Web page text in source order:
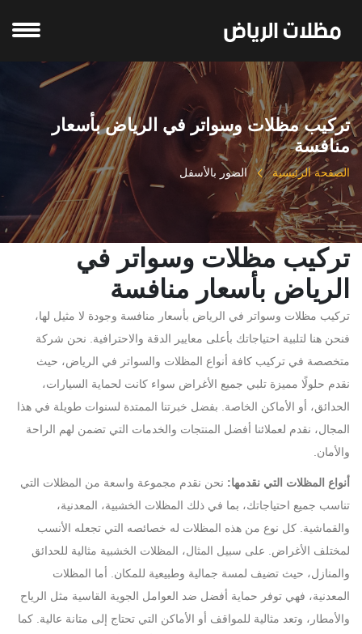
تركيب مظلات وسواتر في الرياض بأسعار
منافسة
الصفحة الرئيسية الصور بالأسفل
تركيب مظلات وسواتر في
الرياض بأسعار منافسة
تركيب مظلات وسواتر في الرياض بأسعار منافسة وجودة لا مثيل لها،
فنحن هنا لتلبية احتياجاتك بأعلى معايير الدقة والاحترافية. نحن شركة
متخصصة في تركيب كافة أنواع المظلات والسواتر في الرياض، حيث
نقدم حلولًا مميزة تلبي جميع الأغراض سواء كانت لحماية السيارات،
الحدائق، أو الأماكن الخاصة. بفضل خبرتنا الممتدة لسنوات طويلة في هذا
المجال، نقدم لعملائنا أفضل المنتجات والخدمات التي تضمن لهم الراحة
والأمان.
أنواع المظلات التي نقدمها: نحن نقدم مجموعة واسعة من المظلات التي
تناسب جميع احتياجاتك، بما في ذلك المظلات الخشبية، المعدنية،
والقماشية. كل نوع من هذه المظلات له خصائصه التي تجعله الأنسب
لمختلف الأغراض. على سبيل المثال، المظلات الخشبية مثالية للحدائق
والمنازل، حيث تضيف لمسة جمالية وطبيعية للمكان. أما المظلات
المعدنية، فهي توفر حماية أفضل ضد العوامل الجوية القاسية مثل الرياح
والأمطار، وتعد مثالية للمواقف أو الأماكن التي تحتاج إلى متانة عالية. كما